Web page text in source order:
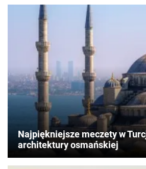
Najpiękniejsze meczety w
architektury osmańskiej